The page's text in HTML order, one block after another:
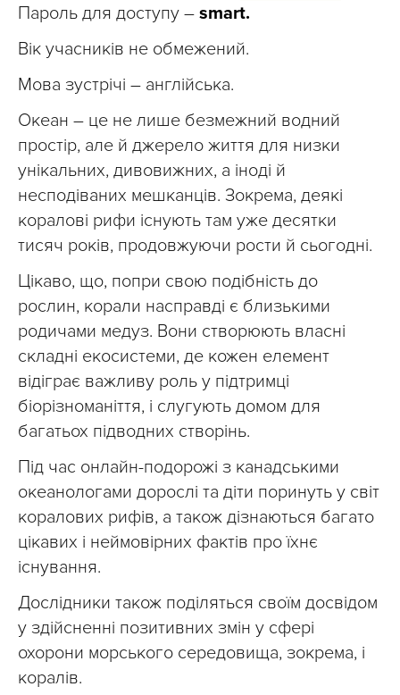
Пароль для доступу – smart.
Вік учасників не обмежений.
Мова зустрічі – англійська.
Океан – це не лише безмежний водний
простір, але й джерело життя для низки
унікальних, дивовижних, а іноді й
несподіваних мешканців. Зокрема, деякі
коралові рифи існують там уже десятки
тисяч років, продовжуючи рости й сьогодні.
Цікаво, що, попри свою подібність до
рослин, корали насправді є близькими
родичами медуз. Вони створюють власні
складні екосистеми, де кожен елемент
відіграє важливу роль у підтримці
біорізноманіття, і слугують домом для
багатьох підводних створінь.
Під час онлайн-подорожі з канадськими
океанологами дорослі та діти поринуть у світ
коралових рифів, а також дізнаються багато
цікавих і неймовірних фактів про їхнє
існування.
Дослідники також поділяться своїм досвідом
у здійсненні позитивних змін у сфері
охорони морського середовища, зокрема, і
коралів.